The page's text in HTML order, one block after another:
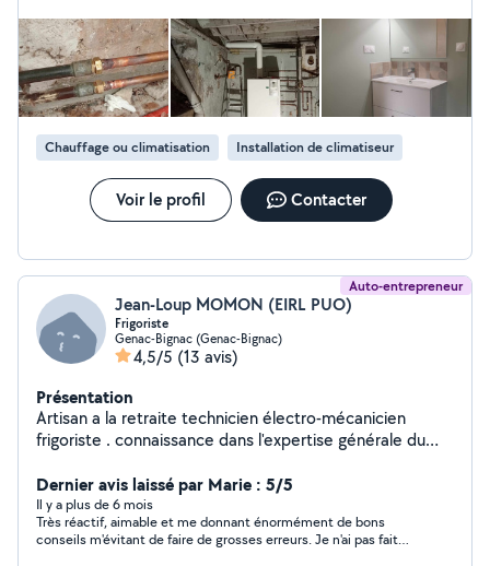
Chauffage ou climatisation Installation de climatiseur
Voir le profil Contacter
Auto-entrepreneur
Jean-Loup MOMON (EIRL PUO)
Frigoriste
Genac-Bignac (Genac-Bignac)
4,5/5 (13 avis)
Présentation
Artisan a la retraite technicien électro-mécanicien
frigoriste . connaissance dans l'expertise générale du
Dernier avis laissé par Marie : 5/5
Il y a plus de 6 mois
Très réactif, aimable et me donnant énormément de bons
conseils m'évitant de faire de grosses erreurs. Je n'ai pas fait